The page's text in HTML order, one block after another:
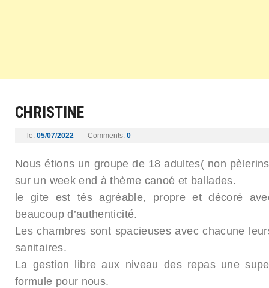
CHRISTINE
le: 05/07/2022 Comments: 0
Nous étions un groupe de 18 adultes( non
sur un week end à thème canoé et ballades.
le gite est tés agréable, propre et décoré
beaucoup d’authenticité.
Les chambres sont spacieuses avec chacune
sanitaires.
La gestion libre aux niveau des repas une
formule pour nous.